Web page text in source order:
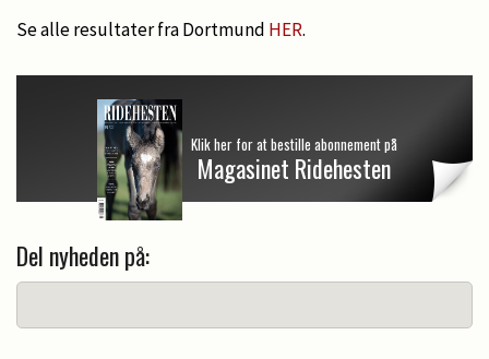
Se alle resultater fra Dortmund HER.
Klik her for at bestille abonnement på
Magasinet Ridehesten
Del nyheden på: